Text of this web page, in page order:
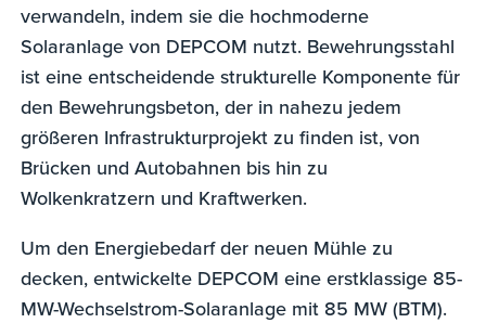
verwandeln, indem sie die hochmoderne
Solaranlage von DEPCOM nutzt. Bewehrungsstahl
ist eine entscheidende strukturelle Komponente für
den Bewehrungsbeton, der in nahezu jedem
größeren Infrastrukturprojekt zu finden ist, von
Brücken und Autobahnen bis hin zu
Wolkenkratzern und Kraftwerken.
Um den Energiebedarf der neuen Mühle zu
decken, entwickelte DEPCOM eine erstklassige 85-
MW-Wechselstrom-Solaranlage mit 85 MW (BTM).